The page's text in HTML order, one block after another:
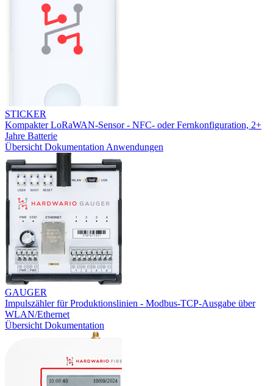
STICKER
Kompakter LoRaWAN-Sensor - NFC- oder Fernkonfiguration, 2+
Jahre Batterie
Übersicht Dokumentation Anwendungen
GAUGER
Impulszähler für Produktionslinien - Modbus-TCP-Ausgabe über
WLAN/Ethernet
Übersicht Dokumentation